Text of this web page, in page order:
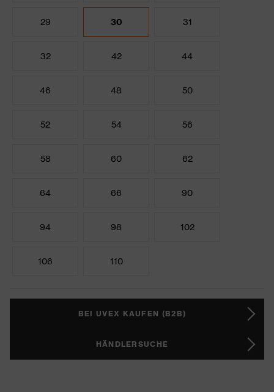
29 30 31
32 42 44
46 48 50
52 54 56
58 60 62
64 66 90
94 98 102
106 110
BEI UVEX KAUFEN (B2B)
HÄNDLERSUCHE